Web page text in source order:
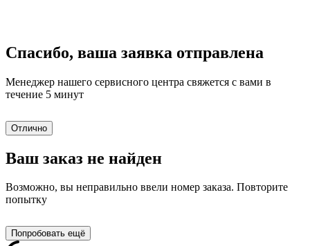
Спасибо, ваша заявка отправлена
Менеджер нашего сервисного центра свяжется с вами в
течение 5 минут
Отлично
Ваш заказ не найден
Возможно, вы неправильно ввели номер заказа. Повторите
попытку
Попробовать ещё